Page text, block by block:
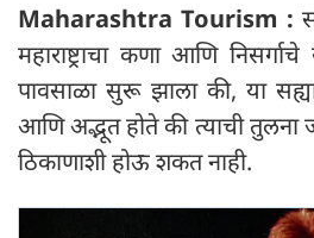
Maharashtra Tourism :
महाराष्ट्राचा कणा आणि
पावसाळा सुरू झाला की, या
आणि अद्भूत होते की त्याची तुलना
ठिकाणाशी होऊ शकत नाही.